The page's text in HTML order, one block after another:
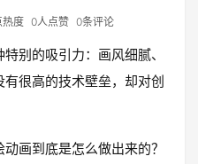
热度 0人点赞 0条评论
别的吸引力：画风细腻、
很高的技术壁垒，却对创
画到底是怎么做出来的？